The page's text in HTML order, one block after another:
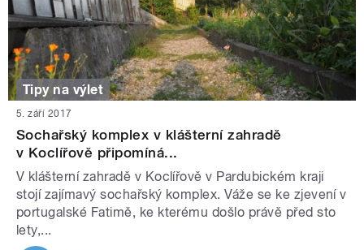
Tipy na výlet
5. září 2017
Sochařský komplex v klášterní zahradě
v Koclířově připomíná...
V klášterní zahradě v Koclířově v Pardubickém kraji
stojí zajímavý sochařský komplex. Váže se ke zjevení v
portugalské Fatimě, ke kterému došlo právě před sto
lety,...